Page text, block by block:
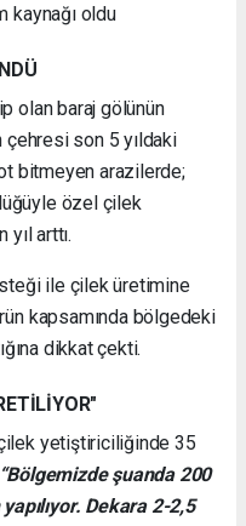
kaynağı oldu
olan baraj gölünün
çehresi son 5 yıldaki
bitmeyen arazilerde;
özel çilek
arttı.
ile çilek üretimine
kapsamında bölgedeki
dikkat çekti.
yetiştiriciliğinde 35
“Bölgemizde şuanda 200
Dekara 2-2,5